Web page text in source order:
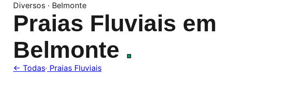
Diversos · Belmonte
Praias Fluviais em
Belmonte .
← Todas· Praias Fluviais